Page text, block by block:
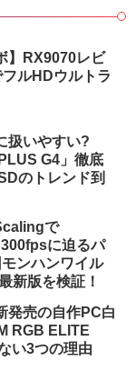
】RX9070レビ
ルHDウルトラ
扱いやすい?
G4」徹底
のトレンド到
で
に迫るパ
ンハンワイル
新版を検証！
発売の自作PC白
RGB ELITE
い3つの理由